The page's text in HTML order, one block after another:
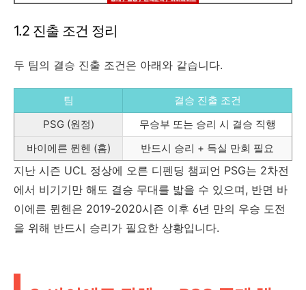
1.2 진출 조건 정리
두 팀의 결승 진출 조건은 아래와 같습니다.
팀
결승 진출 조건
PSG (원정)
무승부 또는 승리 시 결승 직행
바이에른 뮌헨 (홈)
반드시 승리 + 득실 만회 필요
지난 시즌 UCL 정상에 오른 디펜딩 챔피언 PSG는 2차전
에서 비기기만 해도 결승 무대를 밟을 수 있으며, 반면 바
이에른 뮌헨은 2019-2020시즌 이후 6년 만의 우승 도전
을 위해 반드시 승리가 필요한 상황입니다.